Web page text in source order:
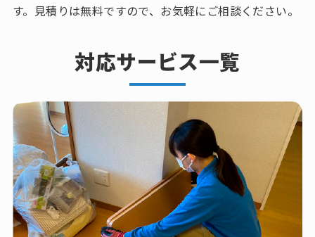
す。 見積りは無料ですので、お気軽にご相談ください。
対応サービス一覧